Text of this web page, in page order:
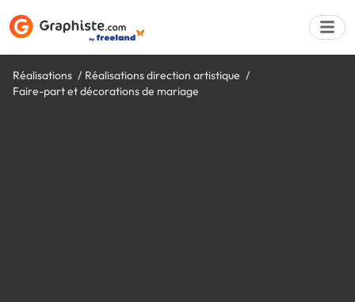
Réalisations
Réalisations direction artistique
Faire-part et décorations de mariage